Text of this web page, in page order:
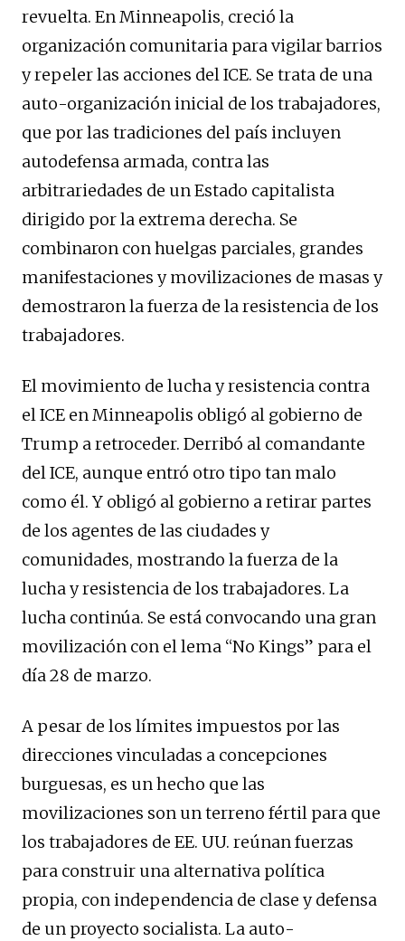
revuelta. En Minneapolis, creció la
organización comunitaria para vigilar barrios
y repeler las acciones del ICE. Se trata de una
auto-organización inicial de los trabajadores,
que por las tradiciones del país incluyen
autodefensa armada, contra las
arbitrariedades de un Estado capitalista
dirigido por la extrema derecha. Se
combinaron con huelgas parciales, grandes
manifestaciones y movilizaciones de masas y
demostraron la fuerza de la resistencia de los
trabajadores.
El movimiento de lucha y resistencia contra
el ICE en Minneapolis obligó al gobierno de
Trump a retroceder. Derribó al comandante
del ICE, aunque entró otro tipo tan malo
como él. Y obligó al gobierno a retirar partes
de los agentes de las ciudades y
comunidades, mostrando la fuerza de la
lucha y resistencia de los trabajadores. La
lucha continúa. Se está convocando una gran
movilización con el lema “No Kings” para el
día 28 de marzo.
A pesar de los límites impuestos por las
direcciones vinculadas a concepciones
burguesas, es un hecho que las
movilizaciones son un terreno fértil para que
los trabajadores de EE. UU. reúnan fuerzas
para construir una alternativa política
propia, con independencia de clase y defensa
de un proyecto socialista. La auto-